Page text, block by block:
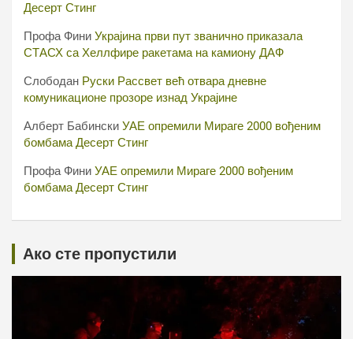
Десерт Стинг
Профа Фини Украјина први пут званично приказала
СТАСХ са Хеллфире ракетама на камиону ДАФ
Слободан Руски Рассвет већ отвара дневне
комуникационе прозоре изнад Украјине
Алберт Бабински УАЕ опремили Мираге 2000 вођеним
бомбама Десерт Стинг
Профа Фини УАЕ опремили Мираге 2000 вођеним
бомбама Десерт Стинг
Ако сте пропустили